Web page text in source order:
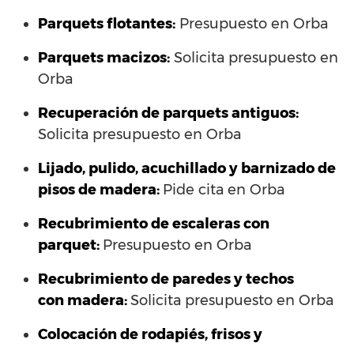
Parquets flotantes: Presupuesto en Orba
Parquets macizos: Solicita presupuesto en
Orba
Recuperación de parquets antiguos:
Solicita presupuesto en Orba
Lijado, pulido, acuchillado y barnizado de
pisos de madera: Pide cita en Orba
Recubrimiento de escaleras con
parquet: Presupuesto en Orba
Recubrimiento de paredes y techos
con madera:Solicita presupuesto en Orba
Colocación de rodapiés, frisos y